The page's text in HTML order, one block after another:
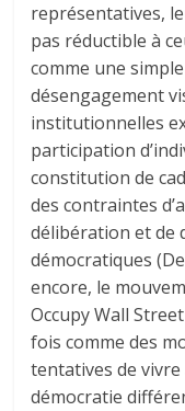
représentatives,
pas réductible à
comme une
désengagement
institutionnelles
participation
constitution de
des contraintes
délibération et de
démocratiques
encore, le
Occupy Wall
fois comme des
tentatives de
démocratie